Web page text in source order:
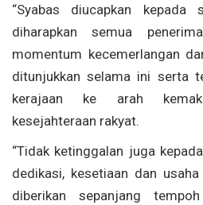
“Syabas diucapkan kepada
diharapkan semua
momentum kecemerlangan
ditunjukkan selama ini serta
kerajaan ke arah
kesejahteraan rakyat.
“Tidak ketinggalan juga
dedikasi, kesetiaan dan
diberikan sepanjang